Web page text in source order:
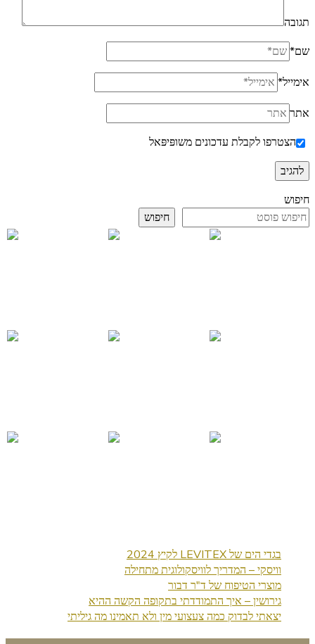
תגובה
שם*
אימייל*
אתר
הצטרפו לקבלת עדכונים משופּיפּאל
חיפוש
חיפוש
בגדי הים של LEVITEX לקיץ 2024
וויסקי – המדריך לוויסקולוגית מתחילה
מוצרי הטיפוח של ד"ר דבור
גירושין – איך התמודדתי בתקופה הקשה ההיא
יצאתי לבדוק כמה צעצועי מין ולא תאמינו מה גיליתי